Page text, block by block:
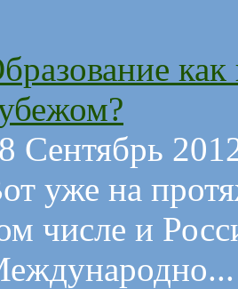
Сентябрь
уже на
числе и